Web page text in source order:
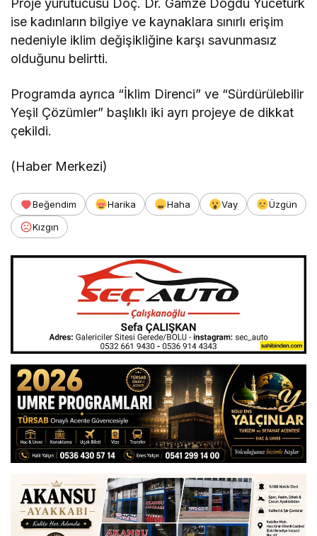
ise kadınların bilgiye ve kaynaklara sınırlı erişim
nedeniyle iklim değişikliğine karşı savunmasız
olduğunu belirtti.
Programda ayrıca “İklim Direnci” ve “Sürdürülebilir
Yeşil Çözümler” başlıklı iki ayrı projeye de dikkat
çekildi.
(Haber Merkezi)
Beğendim Harika Haha Vay
Üzgün
Kızgın